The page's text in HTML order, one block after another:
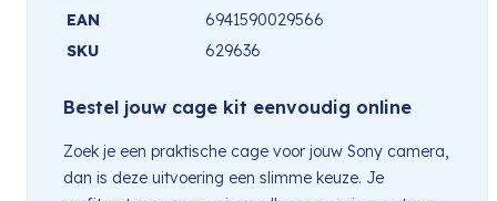
EAN
6941590029566
SKU
629636
Bestel jouw cage kit eenvoudig online
Zoek je een praktische cage voor jouw Sony camera,
dan is deze uitvoering een slimme keuze. Je